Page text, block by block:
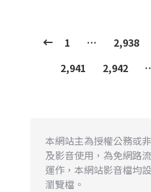
1 … 2,938
2,941
2,942
本網站主為授權公務或
及影音使用，為免網路
運作，本網站影音檔均
瀏覽檔。